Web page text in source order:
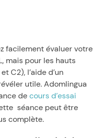
facilement évaluer votre
mais pour les hauts
C2), l’aide d’un
utile. Adomlingua
decours d’essai
séance peut être
complète.